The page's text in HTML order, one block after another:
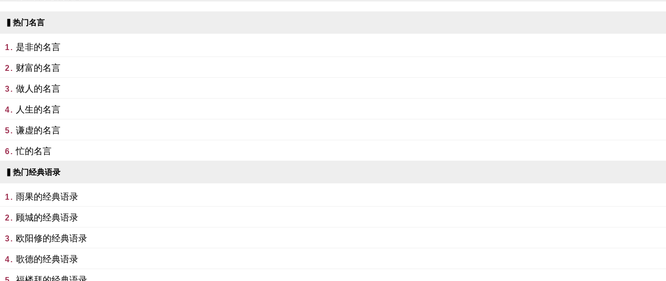
▍热门名言
1. 是非的名言
2. 财富的名言
3. 做人的名言
4. 人生的名言
5. 谦虚的名言
6. 忙的名言
▍热门经典语录
1. 雨果的经典语录
2. 顾城的经典语录
3. 欧阳修的经典语录
4. 歌德的经典语录